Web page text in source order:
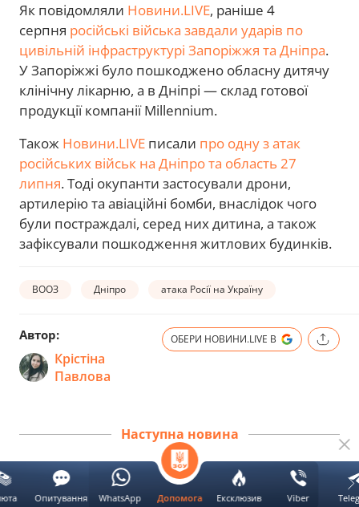
Як повідомляли Новини.LIVE, раніше 4
серпня російські війська завдали ударів по
цивільній інфраструктурі Запоріжжя та Дніпра.
У Запоріжжі було пошкоджено обласну дитячу
клінічну лікарню, а в Дніпрі — склад готової
продукції компанії Millennium.
Також Новини.LIVE писали про одну з атак
російських військ на Дніпро та область 27
липня. Тоді окупанти застосували дрони,
артилерію та авіаційні бомби, внаслідок чого
були постраждалі, серед них дитина, а також
зафіксували пошкодження житлових будинків.
ВООЗ Дніпро атака Росії на Україну
Автор:
Крістіна
Павлова
ОБЕРИ НОВИНИ.LIVE В
Наступна новина
Допомога Ексклюзив Viber
Опитування WhatsApp